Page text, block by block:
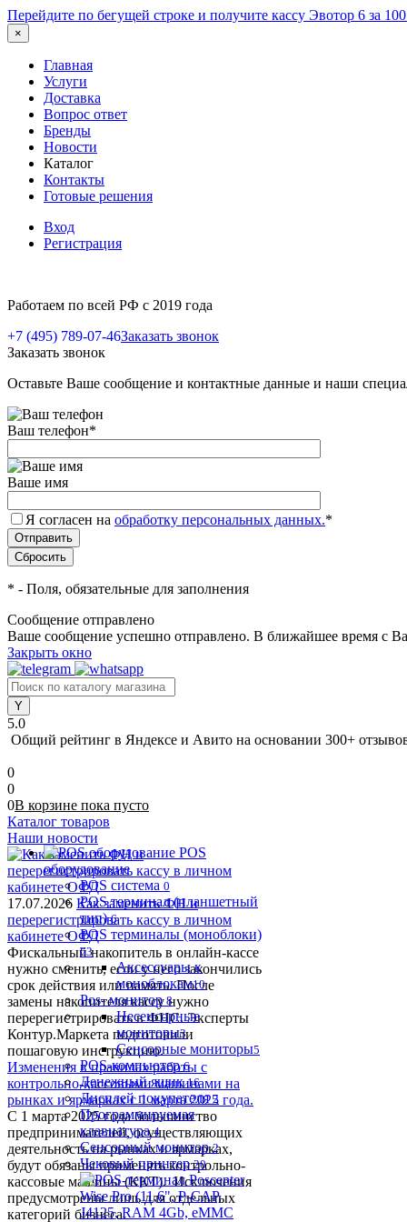
Перейдите по бегущей строке и получите кассу Эвотор 6 за
×
Главная
Услуги
Доставка
Вопрос ответ
Бренды
Новости
Каталог
Контакты
Готовые решения
Вход
Регистрация
Работаем по всей РФ с 2019 года
+7 (495) 789-07-46Заказать звонок
Заказать звонок
Оставьте Ваше сообщение и контактные данные и наши
Ваш телефон*
Ваше имя
Я согласен на обработку персональных данных.*
* - Поля, обязательные для заполнения
Сообщение отправлено
Ваше сообщение успешно отправлено. В ближайшее время с
Закрыть окно
5.0
Общий рейтинг в Яндексе и Авито на основании 300+
0
0
0В корзине пока пусто
Каталог товаров
POS
оборудование
POS система 0
POS терминал (планшетный
тип) 6
POS терминалы (моноблоки)
63
Аксессуары к
моноблокам10
Pos- монитор 8
Несенсорные
мониторы3
Сенсорные мониторы5
POS-компьютер 6
Денежный ящик 16
Дисплей покупателя 2
Программируемая
клавиатура 4
Сенсорный монитор 2
Чековый принтер 20
Наши новости
17.07.2026 Как заменить ФН и
перерегистрировать кассу в личном
кабинете ОФД
Фискальный накопитель в онлайн-кассе
нужно сменить, если у него закончились
срок действия или память. После
замены накопителя кассу нужно
перерегистрировать в ФНС. Эксперты
Контур.Маркета подготовили
пошаговую инструкцию.
Изменения в правилах работы с
контрольно-кассовыми машинами на
рынках и ярмарках с 1 марта 2025 года.
С 1 марта 2025 года большинство
предпринимателей, осуществляющих
деятельность на рынках и ярмарках,
будут обязаны применять контрольно-
кассовые машины (ККТ). Исключения
предусмотрены лишь для отдельных
категорий бизнеса.